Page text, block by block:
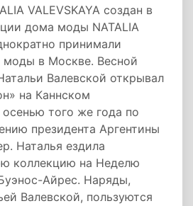
VALEVSKAYA создан в
дома моды NATALIA
принимали
моды в Москве. Весной
Валевской открывал
на Каннском
того же года по
президента Аргентины
Наталья ездила
коллекцию на Неделю
Айрес. Наряды,
Валевской, пользуются